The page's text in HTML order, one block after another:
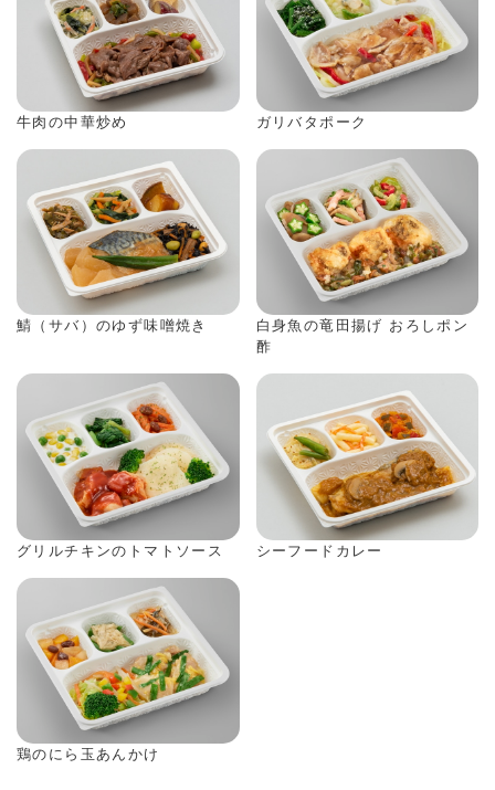
牛肉の中華炒め ガリバタポーク
鯖（サバ）のゆず味噌焼き
白身魚の竜田揚げ おろしポン
酢
グリルチキンのトマトソース シーフードカレー
鶏のにら玉あんかけ